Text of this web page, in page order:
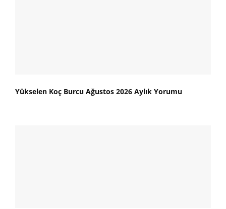
Yükselen Koç Burcu Ağustos 2026 Aylık Yorumu